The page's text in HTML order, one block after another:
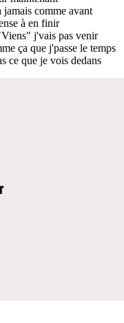
jamais comme avant
à en finir
j'vais pas venir
ça que j'passe le temps
ce que je vois dedans